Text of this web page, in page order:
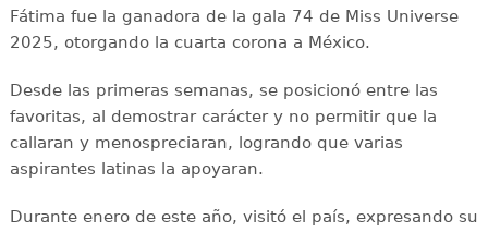
Fátima fue la ganadora de la gala 74 de Miss Universe
2025, otorgando la cuarta corona a México.
Desde las primeras semanas, se posicionó entre las
favoritas, al demostrar carácter y no permitir que la
callaran y menospreciaran, logrando que varias
aspirantes latinas la apoyaran.
Durante enero de este año, visitó el país, expresando su